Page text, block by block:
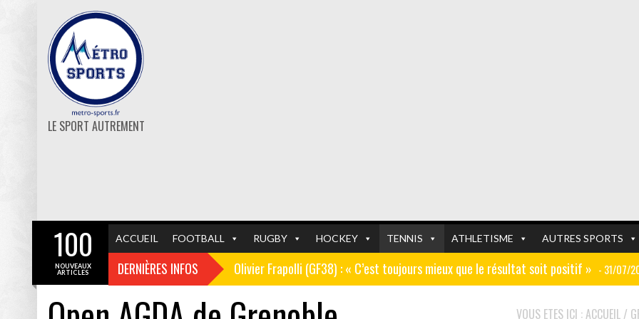
LE SPORT AUTREMENT
ACCUEIL FOOTBALL RUGBY HOCKEY TENNIS ATHLETISME AUTRES SPORTS
DERNIÈRES INFOS Olivier Frapolli (GF38) : « C’est toujours mieux que le résultat soit positif » - 31/07/
Christophe Pélissier (ex AJ Auxerre) : « Le travail dans les centres de formation est
100
NOUVEAUX
ARTICLES
GF38 FOOTBALL
VOUS ETES ICI :ACCUEIL /